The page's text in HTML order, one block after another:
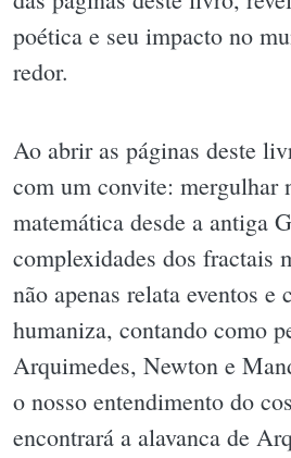
poética e seu impacto no
redor.
Ao abrir as páginas deste
com um convite: mergulhar
matemática desde a antiga
complexidades dos fractais
não apenas relata eventos e
humaniza, contando como
Arquimedes, Newton e
o nosso entendimento do
encontrará a alavanca de